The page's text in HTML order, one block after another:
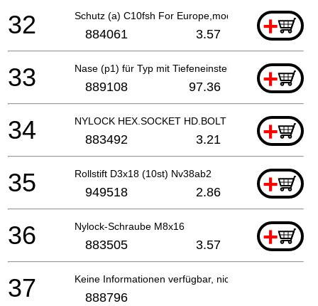
Schutz (a) C10fsh For Europe,model (s) +
32 884061 3.57
Nase (p1) für Typ mit Tiefeneinstellung +
33 889108 97.36
NYLOCK HEX.SOCKET HD.BOLT M8X22+
34 883492 3.21
Rollstift D3x18 (10st) Nv38ab2 +
35 949518 2.86
Nylock-Schraube M8x16 +
36 883505 3.57
Keine Informationen verfügbar, nicht bestellbar
37 888796